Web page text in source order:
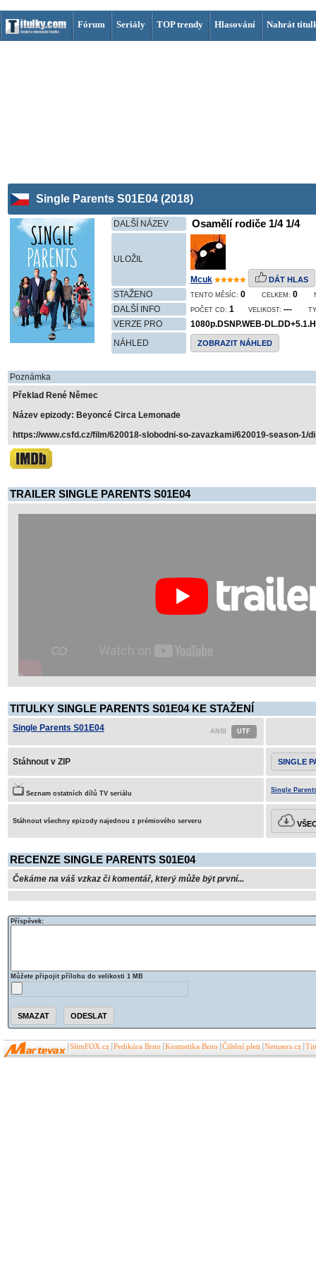
Fórum Seriály TOP trendy Hlasování Nahrát
Single Parents S01E04 (2018)
DALŠÍ NÁZEV Osamělí rodiče 1/4 1/4
ULOŽIL
Mcuk DÁT HLAS
STAŽENO TENTO MĚSÍC: 0 CELKEM: 0
DALŠÍ INFO POČET CD: 1 VELIKOST: ---
VERZE PRO
1080p.DSNP.WEB-
NÁHLED
ZOBRAZIT NÁHLED
Poznámka
Překlad René Němec
Název epizody: Beyoncé Circa Lemonade
https://www.csfd.cz/film/620018-slobodni-so-zavazkami/620019-season-1/
TRAILER SINGLE PARENTS S01E04
TITULKY SINGLE PARENTS S01E04 KE STAŽENÍ
Single Parents S01E04
Stáhnout v ZIP SINGLE
Seznam ostatních dílů TV seriálu Single
Stáhnout všechny epizody najednou z prémiového serveru
RECENZE SINGLE PARENTS S01E04
Čekáme na váš vzkaz či komentář, který může být první...
Příspěvek:
Můžete připojit přílohu do velikosti 1 MB
SlimFOX.cz Pedikúra Brno Kosmetika Brno Čištění pleti Netusers.cz